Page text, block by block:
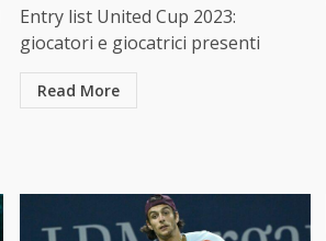
Entry list United Cup 2023:
giocatori e giocatrici presenti
Read More